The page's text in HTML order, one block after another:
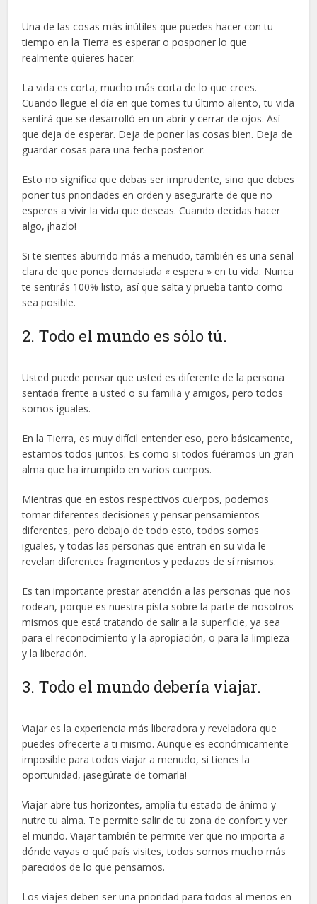
Una de las cosas más inútiles que puedes hacer con tu
tiempo en la Tierra es esperar o posponer lo que
realmente quieres hacer.
La vida es corta, mucho más corta de lo que crees.
Cuando llegue el día en que tomes tu último aliento, tu vida
sentirá que se desarrolló en un abrir y cerrar de ojos. Así
que deja de esperar. Deja de poner las cosas bien. Deja de
guardar cosas para una fecha posterior.
Esto no significa que debas ser imprudente, sino que debes
poner tus prioridades en orden y asegurarte de que no
esperes a vivir la vida que deseas. Cuando decidas hacer
algo, ¡hazlo!
Si te sientes aburrido más a menudo, también es una señal
clara de que pones demasiada « espera » en tu vida. Nunca
te sentirás 100% listo, así que salta y prueba tanto como
sea posible.
2. Todo el mundo es sólo tú.
Usted puede pensar que usted es diferente de la persona
sentada frente a usted o su familia y amigos, pero todos
somos iguales.
En la Tierra, es muy difícil entender eso, pero básicamente,
estamos todos juntos. Es como si todos fuéramos un gran
alma que ha irrumpido en varios cuerpos.
Mientras que en estos respectivos cuerpos, podemos
tomar diferentes decisiones y pensar pensamientos
diferentes, pero debajo de todo esto, todos somos
iguales, y todas las personas que entran en su vida le
revelan diferentes fragmentos y pedazos de sí mismos.
Es tan importante prestar atención a las personas que nos
rodean, porque es nuestra pista sobre la parte de nosotros
mismos que está tratando de salir a la superficie, ya sea
para el reconocimiento y la apropiación, o para la limpieza
y la liberación.
3. Todo el mundo debería viajar.
Viajar es la experiencia más liberadora y reveladora que
puedes ofrecerte a ti mismo. Aunque es económicamente
imposible para todos viajar a menudo, si tienes la
oportunidad, ¡asegúrate de tomarla!
Viajar abre tus horizontes, amplía tu estado de ánimo y
nutre tu alma. Te permite salir de tu zona de confort y ver
el mundo. Viajar también te permite ver que no importa a
dónde vayas o qué país visites, todos somos mucho más
parecidos de lo que pensamos.
Los viajes deben ser una prioridad para todos al menos en